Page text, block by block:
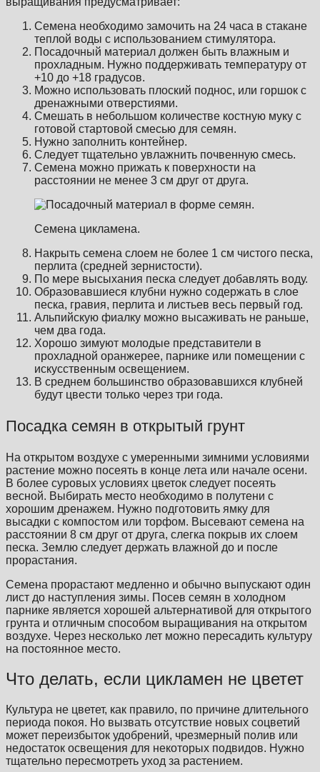
Семена необходимо замочить на 24 часа в стакане
теплой воды с использованием стимулятора.
Посадочный материал должен быть влажным и
прохладным. Нужно поддерживать температуру от
+10 до +18 градусов.
Можно использовать плоский поднос, или горшок с
дренажными отверстиями.
Смешать в небольшом количестве костную муку с
готовой стартовой смесью для семян.
Нужно заполнить контейнер.
Следует тщательно увлажнить почвенную смесь.
Семена можно прижать к поверхности на
расстоянии не менее 3 см друг от друга.
Семена цикламена.
Накрыть семена слоем не более 1 см чистого песка,
перлита (средней зернистости).
По мере высыхания песка следует добавлять воду.
Образовавшиеся клубни нужно содержать в слое
песка, гравия, перлита и листьев весь первый год.
Альпийскую фиалку можно высаживать не раньше,
чем два года.
Хорошо зимуют молодые представители в
прохладной оранжерее, парнике или помещении с
искусственным освещением.
В среднем большинство образовавшихся клубней
будут цвести только через три года.
Посадка семян в открытый грунт
На открытом воздухе с умеренными зимними условиями
растение можно посеять в конце лета или начале осени.
В более суровых условиях цветок следует посеять
весной. Выбирать место необходимо в полутени с
хорошим дренажем. Нужно подготовить ямку для
высадки с компостом или торфом. Высевают семена на
расстоянии 8 см друг от друга, слегка покрыв их слоем
песка. Землю следует держать влажной до и после
прорастания.
Семена прорастают медленно и обычно выпускают один
лист до наступления зимы. Посев семян в холодном
парнике является хорошей альтернативой для открытого
грунта и отличным способом выращивания на открытом
воздухе. Через несколько лет можно пересадить культуру
на постоянное место.
Что делать, если цикламен не цветет
Культура не цветет, как правило, по причине длительного
периода покоя. Но вызвать отсутствие новых соцветий
может переизбыток удобрений, чрезмерный полив или
недостаток освещения для некоторых подвидов. Нужно
тщательно пересмотреть уход за растением.